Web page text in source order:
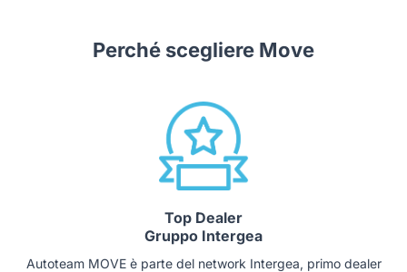
Perché scegliere Move
Top Dealer
Gruppo Intergea
Autoteam MOVE è parte del network Intergea, primo dealer